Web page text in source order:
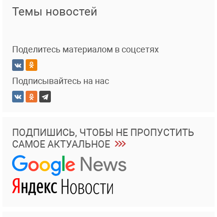
Темы новостей
Поделитесь материалом в соцсетях
Подписывайтесь на нас
ПОДПИШИСЬ, ЧТОБЫ НЕ ПРОПУСТИТЬ
САМОЕ АКТУАЛЬНОЕ